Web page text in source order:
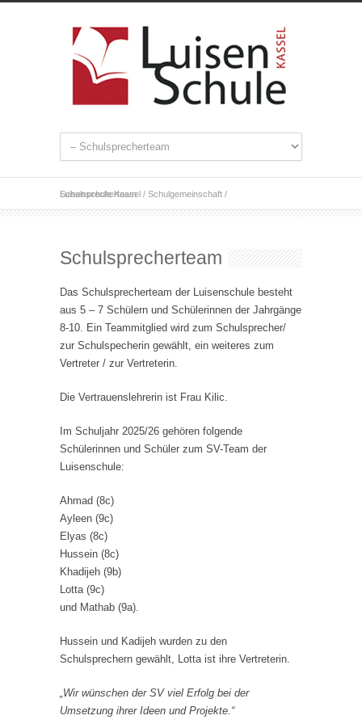
Luisenschule Kassel / Schulgemeinschaft /
Schulsprecherteam
Schulsprecherteam
Das Schulsprecherteam der Luisenschule besteht
aus 5 – 7 Schülern und Schülerinnen der Jahrgänge
8-10. Ein Teammitglied wird zum Schulsprecher/
zur Schulspecherin gewählt, ein weiteres zum
Vertreter / zur Vertreterin.
Die Vertrauenslehrerin ist Frau Kilic.
Im Schuljahr 2025/26 gehören folgende
Schülerinnen und Schüler zum SV-Team der
Luisenschule:
Ahmad (8c)
Ayleen (9c)
Elyas (8c)
Hussein (8c)
Khadijeh (9b)
Lotta (9c)
und Mathab (9a).
Hussein und Kadijeh wurden zu den
Schulsprechern gewählt, Lotta ist ihre Vertreterin.
„Wir wünschen der SV viel Erfolg bei der
Umsetzung ihrer Ideen und Projekte.“